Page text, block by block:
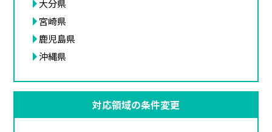
大分県
宮崎県
鹿児島県
沖縄県
対応領域の条件変更